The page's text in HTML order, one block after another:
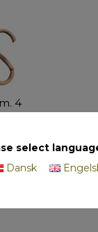
4
select
Dansk